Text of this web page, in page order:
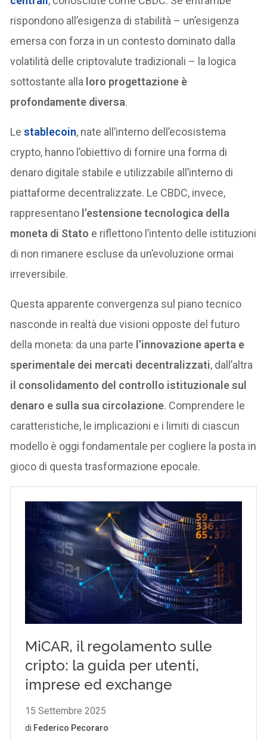
rispondono all’esigenza di stabilità – un’esigenza
emersa con forza in un contesto dominato dalla
volatilità delle criptovalute tradizionali – la logica
sottostante alla loro progettazione è
profondamente diversa.
Lestablecoin, nate all’interno dell’ecosistema
crypto, hanno l’obiettivo di fornire una forma di
denaro digitale stabile e utilizzabile all’interno di
piattaforme decentralizzate. Le CBDC, invece,
rappresentano l’estensione tecnologica della
moneta di Stato e riflettono l’intento delle istituzioni
di non rimanere escluse da un’evoluzione ormai
irreversibile.
Questa apparente convergenza sul piano tecnico
nasconde in realtà due visioni opposte del futuro
della moneta: da una parte l’innovazione aperta e
sperimentale dei mercati decentralizzati, dall’altra
il consolidamento del controllo istituzionale sul
denaro e sulla sua circolazione. Comprendere le
caratteristiche, le implicazioni e i limiti di ciascun
modello è oggi fondamentale per cogliere la posta in
gioco di questa trasformazione epocale.